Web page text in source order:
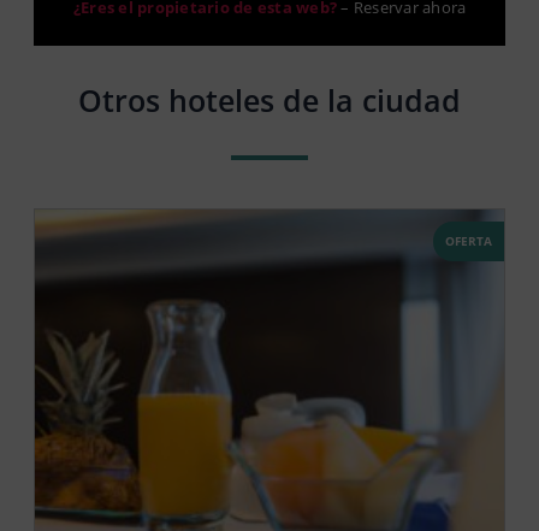
¿Eres el propietario de esta web?– Reservar ahora
Otros hoteles de la ciudad
OFERTA